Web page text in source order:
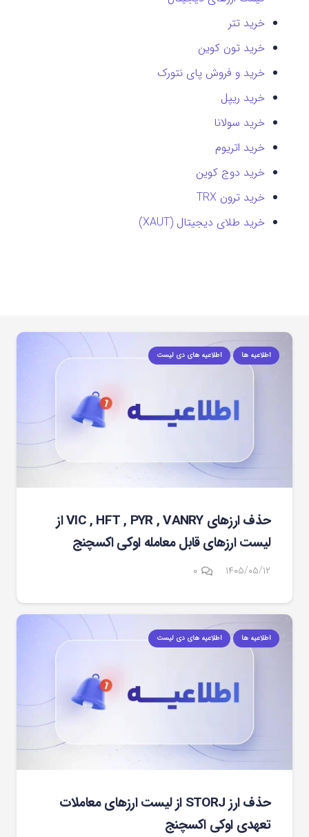
خرید تتر
خرید تون کوین
خرید و فروش پای نتورک
خرید ریپل
خرید سولانا
خرید اتریوم
خرید دوج کوین
خرید ترون TRX
خرید طلای دیجیتال (XAUT)
اطلاعیه ها اطلاعیه های دی لیست
حذف ارزهای VIC , HFT , PYR , VANRY از
لیست ارزهای قابل معامله اوکی اکسچنج
۱۴۰۵/۰۵/۱۲ ۰
اطلاعیه ها اطلاعیه های دی لیست
حذف ارز STORJ از لیست ارزهای معاملات
تعهدی اوکی اکسچنج